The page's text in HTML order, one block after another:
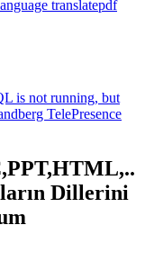
translatepdf
is not running, but
TelePresence
Dillerini